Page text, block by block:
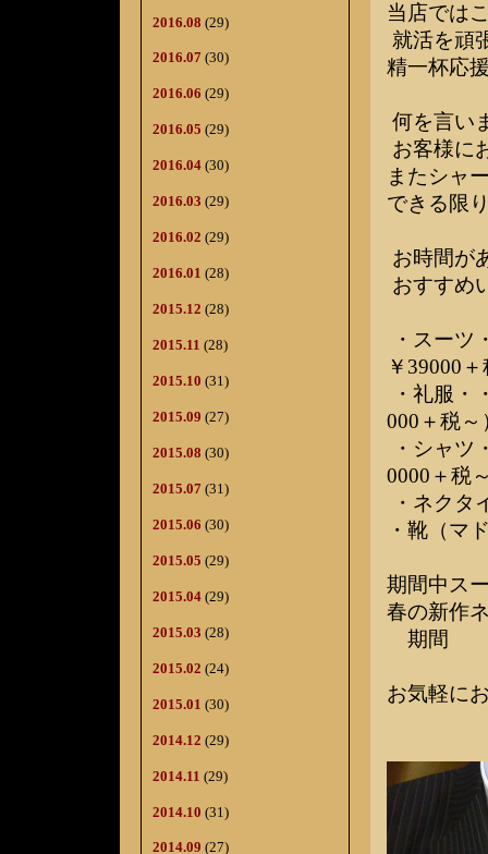
2016.08 (29)
2016.07 (30)
2016.06 (29)
2016.05 (29)
2016.04 (30)
2016.03 (29)
2016.02 (29)
2016.01 (28)
2015.12 (28)
2015.11 (28)
2015.10 (31)
2015.09 (27)
2015.08 (30)
2015.07 (31)
2015.06 (30)
2015.05 (29)
2015.04 (29)
2015.03 (28)
2015.02 (24)
2015.01 (30)
2014.12 (29)
2014.11 (29)
2014.10 (31)
2014.09 (27)
当店では
就活を頑
精一杯応
何を言い
お客様に
またシャ
できる限
お時間が
おすすめ
・スーツ
￥39000
・礼服・
000＋税～
・シャツ
0000＋税
・ネクタ
・靴（マ
期間中ス
春の新作
期間
お気軽に